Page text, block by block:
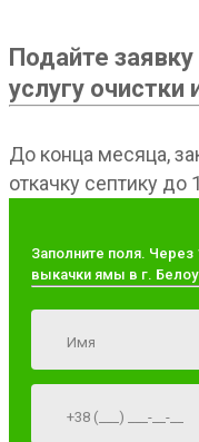
Подайте
услугу очистки
До конца месяца,
откачку септику
Заполните поля.
выкачки ямы в г.